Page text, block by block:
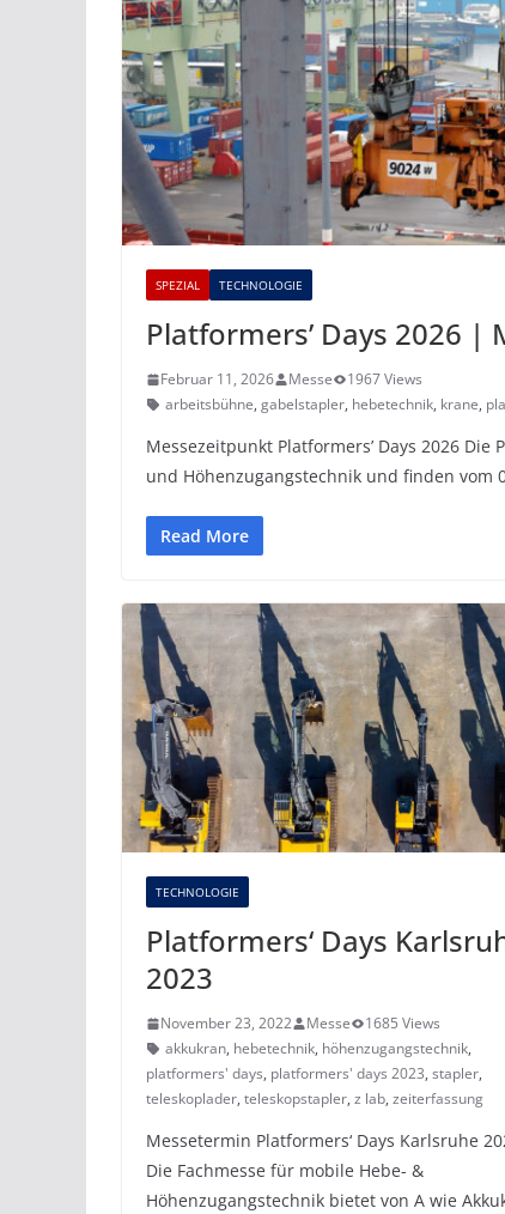
SPEZIAL TECHNOLOGIE
Platformers’ Days 2026 |
Februar 11, 2026 Messe
1967 Views
arbeitsbühne, gabelstapler, hebetechnik, krane,
Messezeitpunkt Platformers’ Days 2026 Die
und Höhenzugangstechnik und finden vom
Read More
TECHNOLOGIE
Platformers‘ Days
2023
November 23, 2022 Messe
1685 Views
akkukran, hebetechnik, höhenzugangstechnik,
platformers' days, platformers' days 2023, stapler,
teleskoplader, teleskopstapler, z lab, zeiterfassung
Messetermin Platformers‘ Days Karlsruhe
Die Fachmesse für mobile Hebe- &
Höhenzugangstechnik bietet von A wie